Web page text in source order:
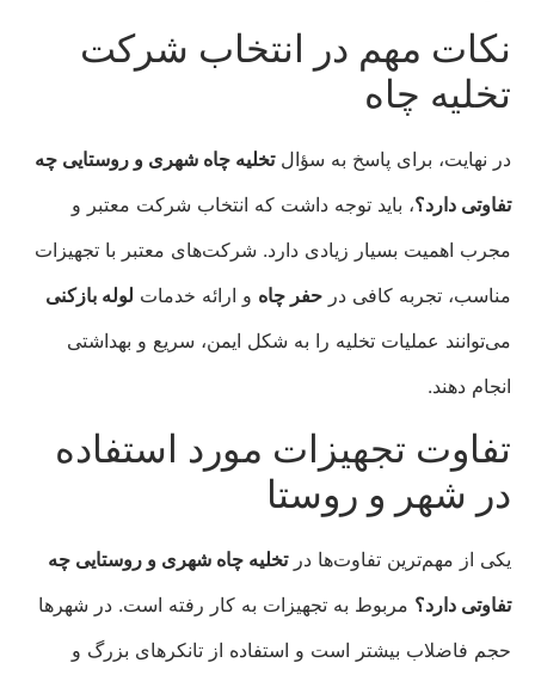
نکات مهم در انتخاب شرکت
تخلیه چاه
در نهایت، برای پاسخ به سؤالتخلیه چاه شهری و روستایی چه
تفاوتی دارد؟، باید توجه داشت که انتخاب شرکت معتبر و
مجرب اهمیت بسیار زیادی دارد. شرکت‌های معتبر با تجهیزات
مناسب، تجربه کافی در حفر چاه و ارائه خدمات لوله بازکنی
می‌توانند عملیات تخلیه را به شکل ایمن، سریع و بهداشتی
انجام دهند.
تفاوت تجهیزات مورد استفاده
در شهر و روستا
یکی از مهم‌ترین تفاوت‌ها درتخلیه چاه شهری و روستایی چه
تفاوتی دارد؟ مربوط به تجهیزات به کار رفته است. در شهرها
حجم فاضلاب بیشتر است و استفاده از تانکرهای بزرگ و